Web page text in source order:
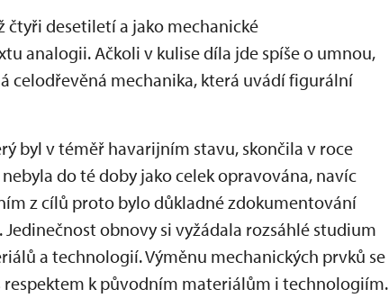
čtyři desetiletí a jako mechanické
analogii. Ačkoli v kulise díla jde spíše o umnou,
celodřevěná mechanika, která uvádí figurální
byl v téměř havarijním stavu, skončila v roce
do té doby jako celek opravována, navíc
z cílů proto bylo důkladné zdokumentování
obnovy si vyžádala rozsáhlé studium
a technologií. Výměnu mechanických prvků se
k původním materiálům i technologiím.